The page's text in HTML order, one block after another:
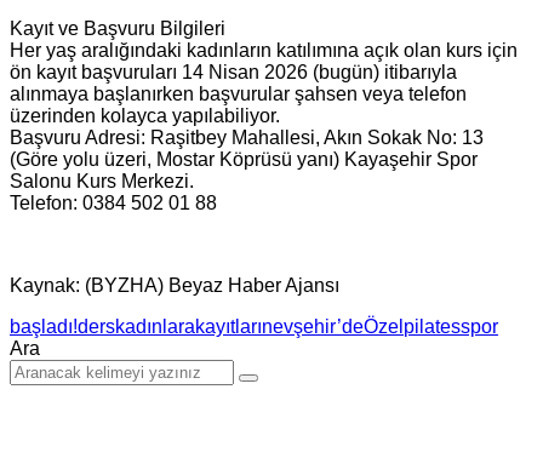
Kayıt ve Başvuru Bilgileri
Her yaş aralığındaki kadınların katılımına açık olan kurs için
ön kayıt başvuruları 14 Nisan 2026 (bugün) itibarıyla
alınmaya başlanırken başvurular şahsen veya telefon
üzerinden kolayca yapılabiliyor.
Başvuru Adresi: Raşitbey Mahallesi, Akın Sokak No: 13
(Göre yolu üzeri, Mostar Köprüsü yanı) Kayaşehir Spor
Salonu Kurs Merkezi.
Telefon: 0384 502 01 88
Kaynak: (BYZHA) Beyaz Haber Ajansı
başladı!derskadınlarakayıtlarınevşehir’deÖzel pilatesspor
Ara